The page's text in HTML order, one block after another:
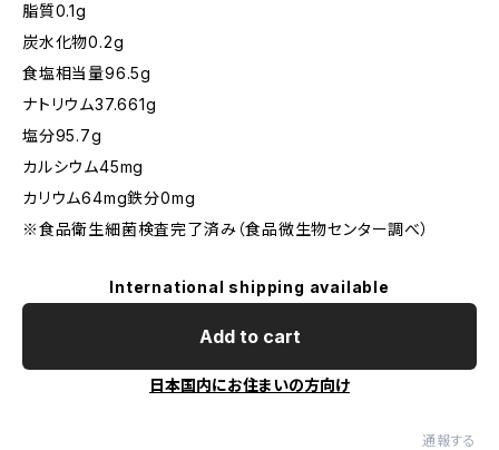
脂質0.1g
炭水化物0.2g
食塩相当量96.5g
ナトリウム37.661g
塩分95.7g
カルシウム45mg
カリウム64mg鉄分0mg
※食品衛生細菌検査完了済み（食品微生物センター調べ）
International shipping available
Add to cart
日本国内にお住まいの方向け
通報する